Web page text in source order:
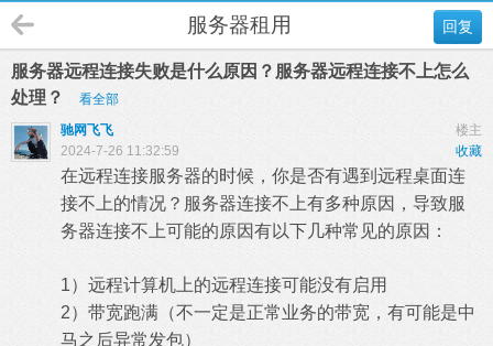
回复
服务器租用
服务器远程连接失败是什么原因？服务器远程连接不上怎么
处理？
看全部
楼主
驰网飞飞
收藏
2024-7-26 11:32:59
在远程连接服务器的时候，你是否有遇到远程桌面连
接不上的情况？服务器连接不上有多种原因，导致服
务器连接不上可能的原因有以下几种常见的原因​：
1）远程计算机上的远程连接可能没有启用
2）带宽跑满（不一定是正常业务的带宽，有可能是中
马之后异常发包）